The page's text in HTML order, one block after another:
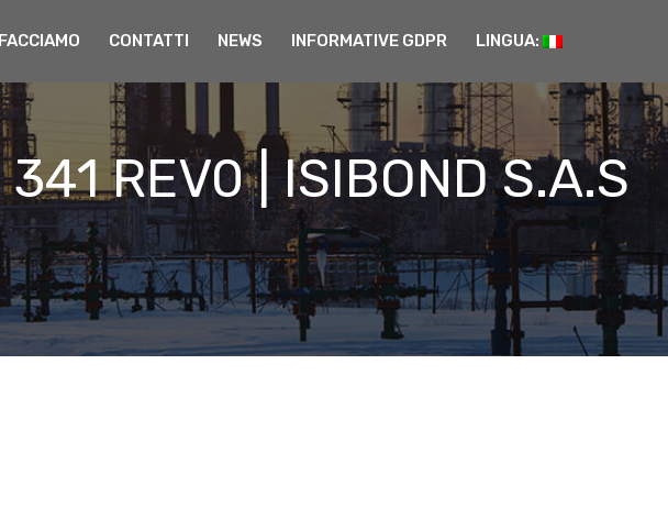
CONTATTI NEWS INFORMATIVE GDPR LINGUA:
341 REV0 | ISIBOND S.A.S